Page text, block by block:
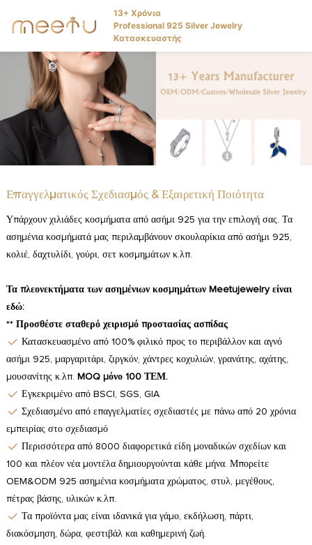
13+ Χρόνια
Professional 925 Silver Jewelry
Κατασκευαστής
Επαγγελματικός Σχεδιασμός & Εξαιρετική Ποιότητα
Υπάρχουν χιλιάδες κοσμήματα από ασήμι 925 για την επιλογή σας. Τα
ασημένια κοσμήματά μας περιλαμβάνουν σκουλαρίκια από ασήμι 925,
κολιέ, δαχτυλίδι, γούρι, σετ κοσμημάτων κ.λπ.
Τα πλεονεκτήματα των ασημένιων κοσμημάτων Meetujewelry είναι
εδώ:
** Προσθέστε σταθερό χειρισμό προστασίας ασπίδας
Κατασκευασμένο από 100% φιλικό προς το περιβάλλον και αγνό
ασήμι 925, μαργαριτάρι, ζιργκόν, χάντρες κοχυλιών, γρανάτης, αχάτης,
μουσανίτης κ.λπ. MOQ μόνο 100 ΤΕΜ.
Εγκεκριμένο από BSCI, SGS, GIA
Σχεδιασμένο από επαγγελματίες σχεδιαστές με πάνω από 20 χρόνια
εμπειρίας στο σχεδιασμό
Περισσότερα από 8000 διαφορετικά είδη μοναδικών σχεδίων και
100 και πλέον νέα μοντέλα δημιουργούνται κάθε μήνα. Μπορείτε
OEM&ODM 925 ασημένια κοσμήματα χρώματος, στυλ, μεγέθους,
πέτρας βάσης, υλικών κ.λπ.
Τα προϊόντα μας είναι ιδανικά για γάμο, εκδήλωση, πάρτι,
διακόσμηση, δώρα, φεστιβάλ και καθημερινή ζωή.